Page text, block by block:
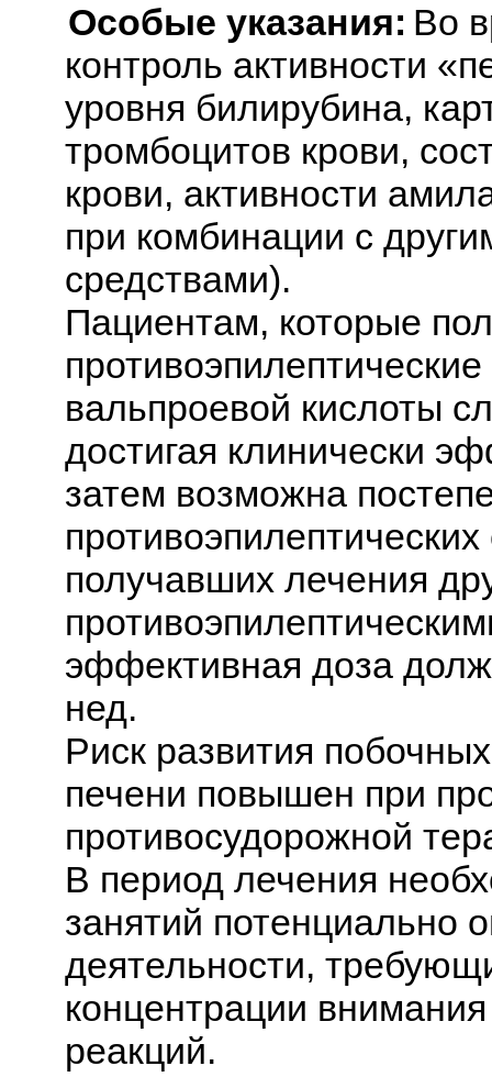
Особые указания: Во
контроль активности
уровня билирубина,
тромбоцитов крови,
крови, активности
при комбинации с
средствами).
Пациентам, которые
вальпроевой кислоты
достигая клинически
затем возможна
получавших лечения
эффективная доза
нед.
Риск развития
печени повышен при
противосудорожной
В период лечения
занятий потенциально
деятельности,
концентрации
реакций.